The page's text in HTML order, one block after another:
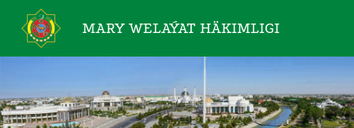
MARY WELAÝAT HÄKIMLIGI